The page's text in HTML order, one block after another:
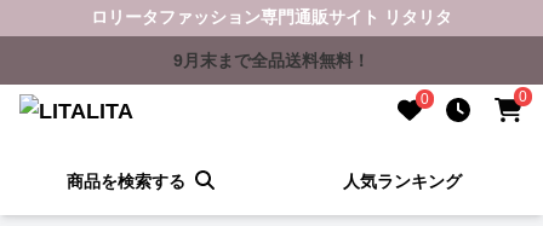
ロリータファッション専門通販サイト リタリタ
9月末まで全品送料無料！
0 0
商品を検索する 人気ランキング